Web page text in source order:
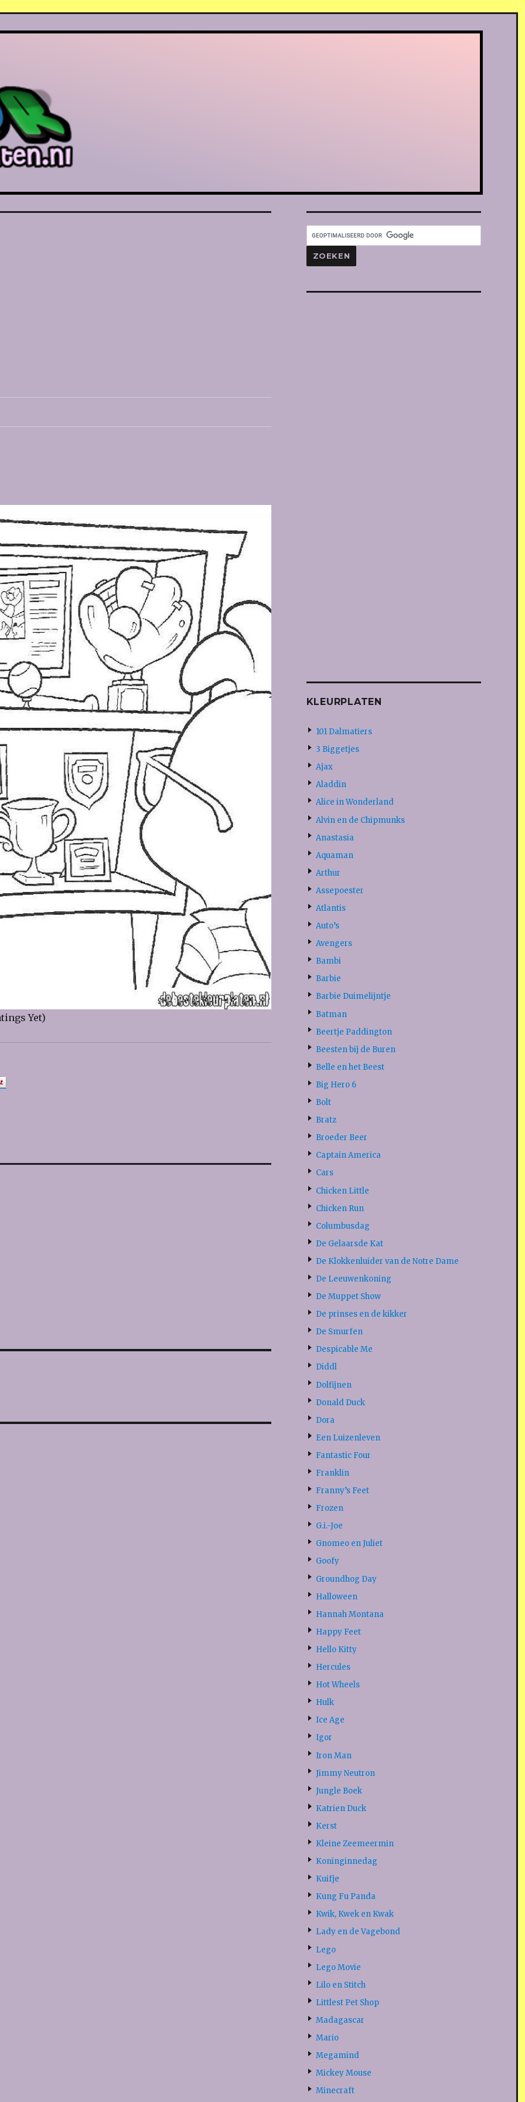
Yet)
KLEURPLATEN
101 Dalmatiers
3 Biggetjes
Ajax
Aladdin
Alice in Wonderland
Alvin en de Chipmunks
Anastasia
Aquaman
Arthur
Assepoester
Atlantis
Auto’s
Avengers
Bambi
Barbie
Barbie Duimelijntje
Batman
Beertje Paddington
Beesten bij de Buren
Belle en het Beest
Big Hero 6
Bolt
Bratz
Broeder Beer
Captain America
Cars
Chicken Little
Chicken Run
Columbusdag
De Gelaarsde Kat
De Klokkenluider van de Notre Dame
De Leeuwenkoning
De Muppet Show
De prinses en de kikker
De Smurfen
Despicable Me
Diddl
Dolfijnen
Donald Duck
Dora
Een Luizenleven
Fantastic Four
Franklin
Franny’s Feet
Frozen
G.i.-Joe
Gnomeo en Juliet
Goofy
Groundhog Day
Halloween
Hannah Montana
Happy Feet
Hello Kitty
Hercules
Hot Wheels
Hulk
Ice Age
Igor
Iron Man
Jimmy Neutron
Jungle Boek
Katrien Duck
Kerst
Kleine Zeemeermin
Koninginnedag
Kuifje
Kung Fu Panda
Kwik, Kwek en Kwak
Lady en de Vagebond
Lego
Lego Movie
Lilo en Stitch
Littlest Pet Shop
Madagascar
Mario
Megamind
Mickey Mouse
Minecraft